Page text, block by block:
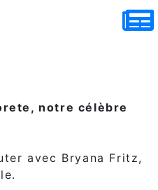
notre célèbre
avec Bryana Fritz,